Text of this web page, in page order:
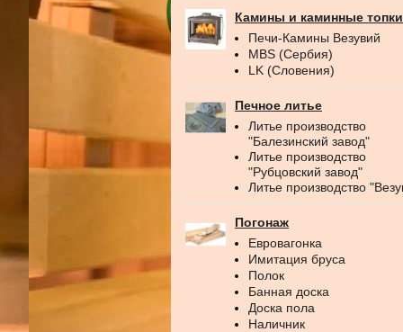
Камины и каминные топки
Печи-Камины Везувий
MBS (Сербия)
LK (Словения)
Печное литье
Литье производство
"Балезинский завод"
Литье производство
"Рубцовский завод"
Литье производство
Погонаж
Евровагонка
Имитация бруса
Полок
Банная доска
Доска пола
Наличник